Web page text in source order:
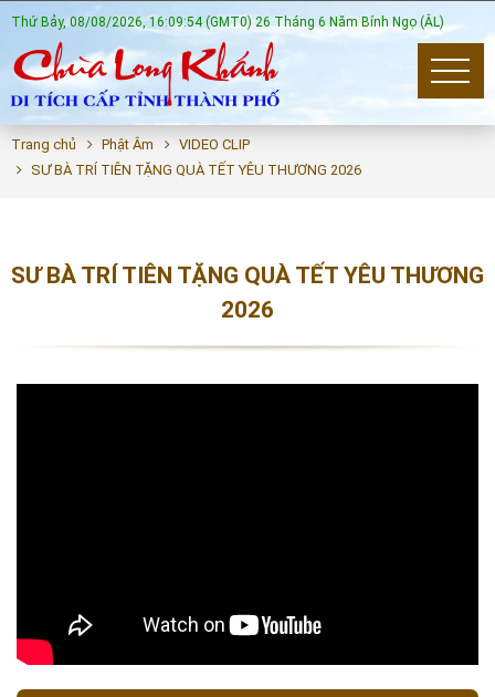
Thứ Bảy, 08/08/2026, 16:09:54 (GMT0) 26 Tháng 6 Năm Bính Ngọ (ÂL)
Trang chủ Phật Âm
VIDEO CLIP
SƯ BÀ TRÍ TIÊN TẶNG QUÀ TẾT YÊU THƯƠNG 2026
SƯ BÀ TRÍ TIÊN TẶNG QUÀ TẾT YÊU THƯƠNG
2026